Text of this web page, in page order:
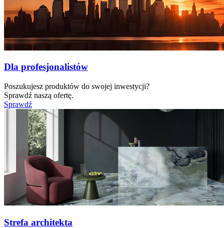
Dla profesjonalistów
Poszukujesz produktów do swojej inwestycji?
Sprawdź naszą ofertę.
Sprawdź
Strefa architekta